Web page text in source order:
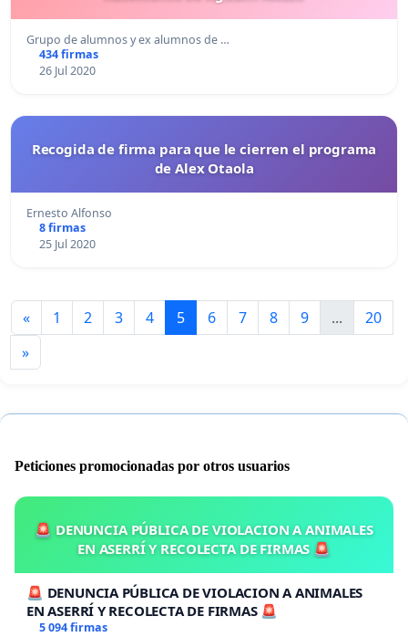
Grupo de alumnos y ex alumnos de …
434 firmas
26 Jul 2020
Recogida de firma para que le cierren el programa
de Alex Otaola
Ernesto Alfonso
8 firmas
25 Jul 2020
« 1 2 3 4 5 6 7 8 9 ...
20
»
Peticiones promocionadas por otros usuarios
🚨 DENUNCIA PÚBLICA DE VIOLACION A ANIMALES
EN ASERRÍ Y RECOLECTA DE FIRMAS 🚨
🚨 DENUNCIA PÚBLICA DE VIOLACION A ANIMALES
EN ASERRÍ Y RECOLECTA DE FIRMAS 🚨
5 094 firmas